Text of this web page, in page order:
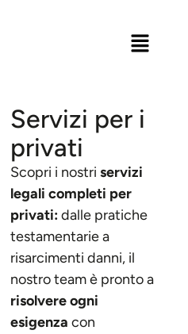
Servizi per i
privati
Scopri i nostri servizi
legali completi per
privati:dalle pratiche
testamentarie a
risarcimenti danni, il
nostro team è pronto a
risolvere ogni
esigenza con